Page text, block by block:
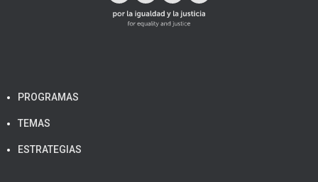
PROGRAMAS
TEMAS
ESTRATEGIAS